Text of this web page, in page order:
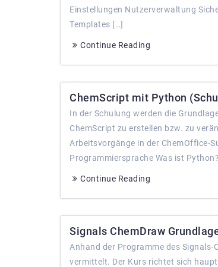
Einstellungen Nutzerverwaltung
Templates […]
Continue Reading
ChemScript mit Python
In der Schulung werden die
ChemScript zu erstellen bzw. zu
Arbeitsvorgänge in der ChemOffice-
Programmiersprache Was ist
Continue Reading
Signals ChemDraw
Anhand der Programme des
vermittelt. Der Kurs richtet sich